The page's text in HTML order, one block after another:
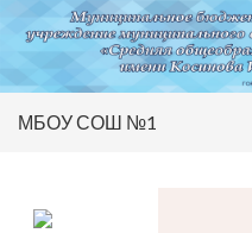
МБОУ СОШ №1